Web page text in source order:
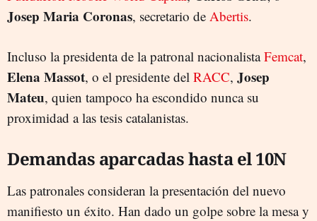
Josep Maria Coronas, secretario de Abertis.
Incluso la presidenta de la patronal nacionalistaFemcat,
Elena Massot, o el presidente del RACC, Josep
Mateu, quien tampoco ha escondido nunca su
proximidad a las tesis catalanistas.
Demandas aparcadas hasta el 10N
Las patronales consideran la presentación del nuevo
manifiesto un éxito. Han dado un golpe sobre la mesa y